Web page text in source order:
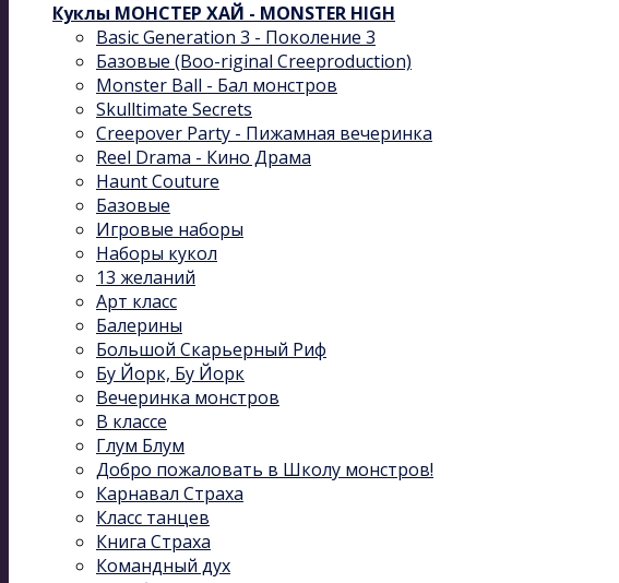
Куклы МОНСТЕР ХАЙ - MONSTER HIGH
Basic Generation 3 - Поколение 3
Базовые (Boo-riginal Creeproduction)
Monster Ball - Бал монстров
Skulltimate Secrets
Creepover Party - Пижамная вечеринка
Reel Drama - Кино Драма
Haunt Couture
Базовые
Игровые наборы
Наборы кукол
13 желаний
Арт класс
Балерины
Большой Скарьерный Риф
Бу Йорк, Бу Йорк
Вечеринка монстров
В классе
Глум Блум
Добро пожаловать в Школу монстров!
Карнавал Cтраха
Класс танцев
Книга Страха
Командный дух